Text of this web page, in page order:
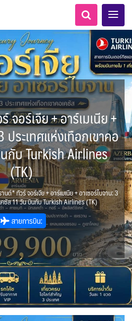
LKA ศรีลังกา 0
AFG อัฟกานิสถาน
คลา
BTN ภูฏาน 2
BRN บรูไน 0
จีน 283
IND อินเดีย 21
IRN อิหร่าน 0
ISR อิสราเอล 0
JOR จอร์แดน 4
KGZ คีร์กีซสถาน 4
LAO ลาว
MYS มาเลเซีย 0
MNG มองโกเลีย 2
MNE มอนเตเนโกร 1
แอลเบเนีย - Albania 0
ล่าแสงเหนือ-ใต้ 11
Baltic บอลติก 4
ยุโรปราคาถูก 1
ออสเตรีย - Austria 3
BIH บอสเนีย & เฮอร์เซโกวีนา
1
BEL เบลเยี่ยม 0
CYP ไซปรัส 0
CZE เช็ก 0
FIN ฟินแลนด์ 3
FRA ฝรั่งเศส 1
3
อเมริกากลาง 1
ARG อาร์เจนตินา 3
CUB คิวบา 0
CHL ชิลี 3
PER เปรู 2
บราซิล เปรู 3
อเมริกา แคนาดา 1
5 ทัวร์ ล่องเรือสำราญอลาสก้า
า ทัวร์ ล่องเรือสำราญเอเชีย 0
ทัวร์ ล่องเรือสำราญประเท
ศอื่นๆ
4
โมร็อคโค - Morocco 6
ขั้วโลกเหนือ 2
แอฟริกาใต้ - South Africa
3
แทนซาเนีย - Tanzania 2
นามิเบีย - Namibia 1
นิวซีแลนด์ - New Zealand
11
1 แอลจีเรีย - Algeria 0
18 ทัวร์ อันซีน ประเทศแปลก 31
บราซิล - Brazil 0
0 อียิปต์ - Egypt 11
ไทน์ ล่องเรือดินเนอร์วันลอยกระทง
21
22 เรือรอบกลางวัน กทม. 2
9
14 /
ทั่ว
ฯลฯ
บุฟเฟต์โรงแรม/ร้านอาหาร 2
ไทยบัสฟู้ดทัวร์ 1
0
แต่งชุดไทยถ่ายรูปวัดอรุณฯ
1
มพลุ
อร์เจีย + อาร์เมเนีย +
ประเทศแห่งเทือกเขาคอ
กับ Turkish Airlines
(TK)
นต์* ทัวร์ จอร์เจีย + อาร์เมเนีย + อาเซอร์ไบจาน: 3
คซัส 11 วัน บินกับ Turkish Airlines (TK)
สายการบิน: